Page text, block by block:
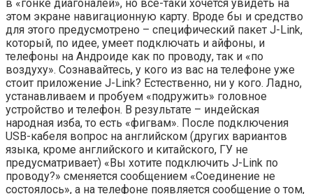
в «гонке диагоналей», но все-таки хочется увидеть на
этом экране навигационную карту. Вроде бы и средство
для этого предусмотрено – специфический пакет J-Link,
который, по идее, умеет подключать и айфоны, и
телефоны на Андроиде как по проводу, так и «по
воздуху». Сознавайтесь, у кого из вас на телефоне уже
стоит приложение J-Link? Естественно, ни у кого. Ладно,
устанавливаем и пробуем «подружить» головное
устройство и телефон. В результате – индейская
народная изба, то есть «фигвам». После подключения
USB-кабеля вопрос на английском (других вариантов
языка, кроме английского и китайского, ГУ не
предусматривает) «Вы хотите подключить J-Link по
проводу?» сменяется сообщением «Соединение не
состоялось», а на телефоне появляется сообщение о том,